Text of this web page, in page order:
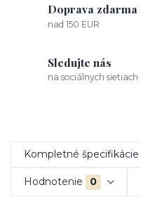
Doprava zdarma
nad 150 EUR
Sledujte nás
na sociálnych sietiach
Kompletné špecifikácie
Hodnotenie 0